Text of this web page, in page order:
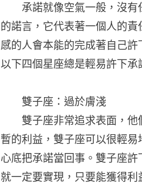
承諾就像空氣一般，沒有
的諾言，它代表著一個人的
感的人會本能的完成著自己
以下四個星座總是輕易許下承
雙子座：過於膚淺
雙子座非常追求表面，他
暫的利益，雙子座可以很輕
心底把承諾當回事。雙子座
就一定要實現，只要能獲得利